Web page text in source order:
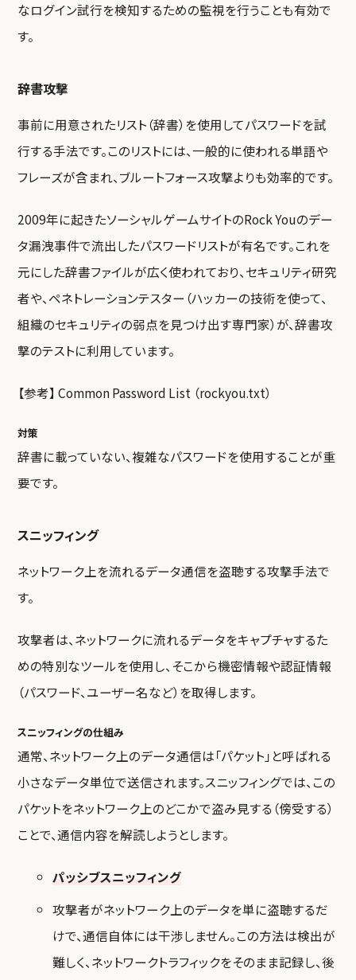
なログイン試行を検知するための監視を行うことも有効で
す。
辞書攻撃
事前に用意されたリスト（辞書）を使用してパスワードを試
行する手法です。このリストには、一般的に使われる単語や
フレーズが含まれ、ブルートフォース攻撃よりも効率的です。
2009年に起きたソーシャルゲームサイトのRock Youのデー
タ漏洩事件で流出したパスワードリストが有名です。これを
元にした辞書ファイルが広く使われており、セキュリティ研究
者や、ペネトレーションテスター（ハッカーの技術を使って、
組織のセキュリティの弱点を見つけ出す専門家）が、辞書攻
撃のテストに利用しています。
【参考】Common Password List （rockyou.txt）
対策
辞書に載っていない、複雑なパスワードを使用することが重
要です。
スニッフィング
ネットワーク上を流れるデータ通信を盗聴する攻撃手法で
す。
攻撃者は、ネットワークに流れるデータをキャプチャするた
めの特別なツールを使用し、そこから機密情報や認証情報
（パスワード、ユーザー名など）を取得します。
スニッフィングの仕組み
通常、ネットワーク上のデータ通信は「パケット」と呼ばれる
小さなデータ単位で送信されます。スニッフィングでは、この
パケットをネットワーク上のどこかで盗み見する（傍受する）
ことで、通信内容を解読しようとします。
パッシブスニッフィング
攻撃者がネットワーク上のデータを単に盗聴するだ
けで、通信自体には干渉しません。この方法は検出が
難しく、ネットワークトラフィックをそのまま記録し、後